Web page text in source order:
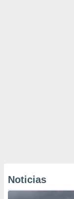
Noticias